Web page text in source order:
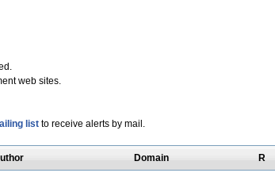
web sites.
listto receive alerts by mail.
Domain R